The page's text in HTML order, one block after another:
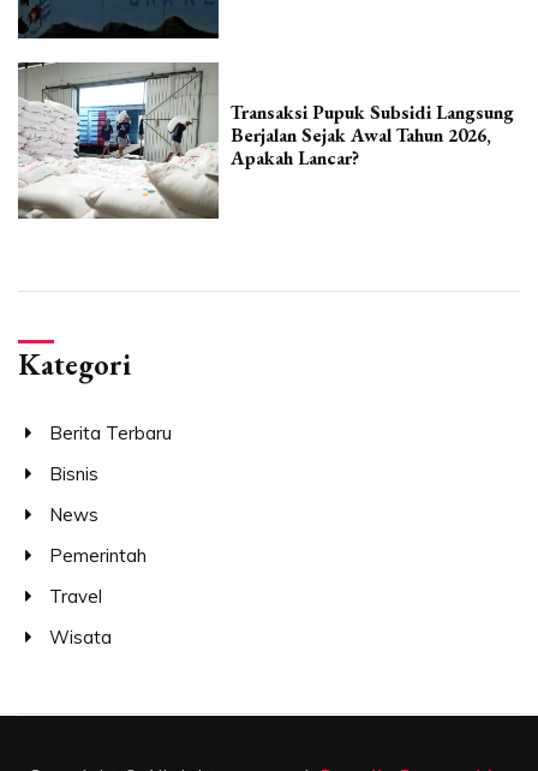
Transaksi Pupuk Subsidi Langsung
Berjalan Sejak Awal Tahun 2026,
Apakah Lancar?
Kategori
Berita Terbaru
Bisnis
News
Pemerintah
Travel
Wisata